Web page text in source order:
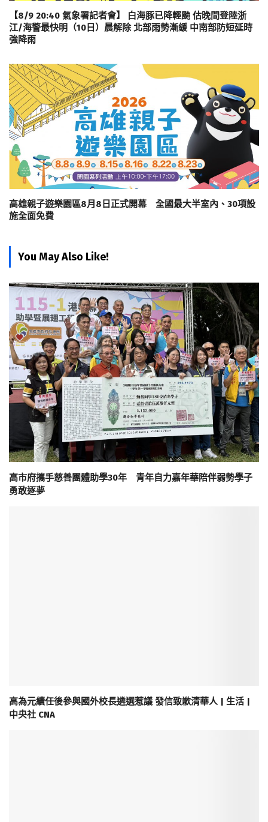
【8/9 20:40 氣象署記者會】 白海豚已降輕颱 估晚間登陸浙
江/海警最快明（10日）晨解除 北部雨勢漸緩 中南部防短延時
強降雨
高雄親子遊樂園區8月8日正式開幕 全國最大半室內、30項設
施全面免費
You May Also Like!
高市府攜手慈善團體助學30年 青年自力嘉年華陪伴弱勢學子
勇敢逐夢
高為元續任後參與國外校長遴選惹議 發信致歉清華人 | 生活 |
中央社 CNA